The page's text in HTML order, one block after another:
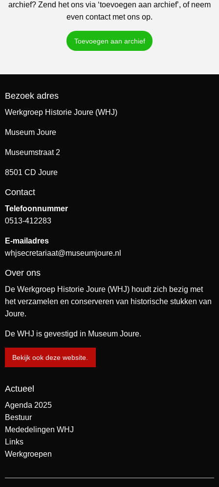
archief? Zend het ons via ‘toevoegen aan archief’, of neem
even contact met ons op.
Toevoegen aan archief
Bezoek adres
Werkgroep Historie Joure (WHJ)
Museum Joure
Museumstraat 2
8501 CD Joure
Contact
Telefoonnummer
0513-412283
E-mailadres
whjsecretariaat@museumjoure.nl
Over ons
De Werkgroep Historie Joure (WHJ) houdt zich bezig met
het verzamelen en conserveren van historische stukken van
Joure.
De WHJ is gevestigd in Museum Joure.
Bekijk ook deze website.
Actueel
Agenda 2025
Bestuur
Mededelingen WHJ
Links
Werkgroepen